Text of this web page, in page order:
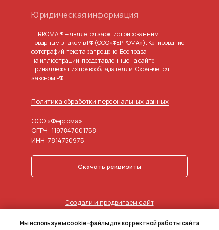
Мы используем cookie-файлы для корректной работы сайта
ООО «Феррома»
ОГРН: 1197847001758
ИНН: 7814750975
FERROMA ® — является зарегистрированным
товарным знаком в РФ (ООО «ФЕРРОМА»). Копирование
фотографий, текста запрещено. Все права
на иллюстрации, представленные на сайте,
принадлежат их правообладателям. Охраняется
законом РФ
Юридическая информация
Политика обработки персональных данных
Скачать реквизиты
Создали и продвигаем сайт
в агентстве маркетинга